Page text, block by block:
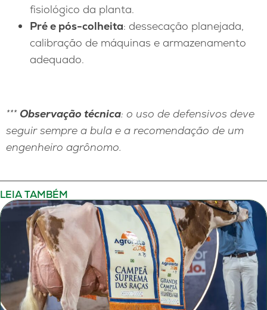
fisiológico da planta.
Pré e pós-colheita: dessecação planejada,
calibração de máquinas e armazenamento
adequado.
*** Observação técnica: o uso de defensivos deve
seguir sempre a bula e a recomendação de um
engenheiro agrônomo.
LEIA TAMBÉM